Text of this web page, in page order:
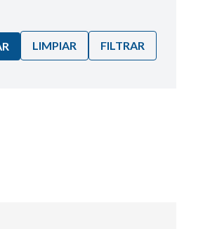
LIMPIAR FILTRAR